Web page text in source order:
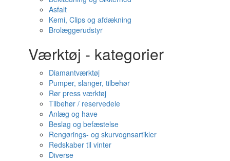
Asfalt
Kemi, Clips og afdækning
Brolæggerudstyr
Værktøj - kategorier
Diamantværktøj
Pumper, slanger, tilbehør
Rør press værktøj
Tilbehør / reservedele
Anlæg og have
Beslag og befæstelse
Rengørings- og skurvognsartikler
Redskaber til vinter
Diverse